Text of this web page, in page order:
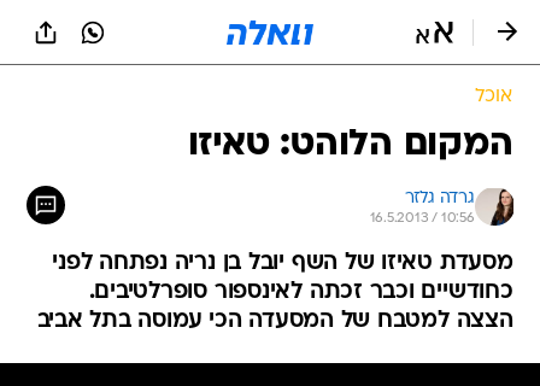
אוכל
המקום הלוהט: טאיזו
גרדה גלזר
16.5.2013 / 10:56
מסעדת טאיזו של השף יובל בן נריה נפתחה לפני
כחודשיים וכבר זכתה לאינספור סופרלטיבים.
הצצה למטבח של המסעדה הכי עמוסה בתל אביב